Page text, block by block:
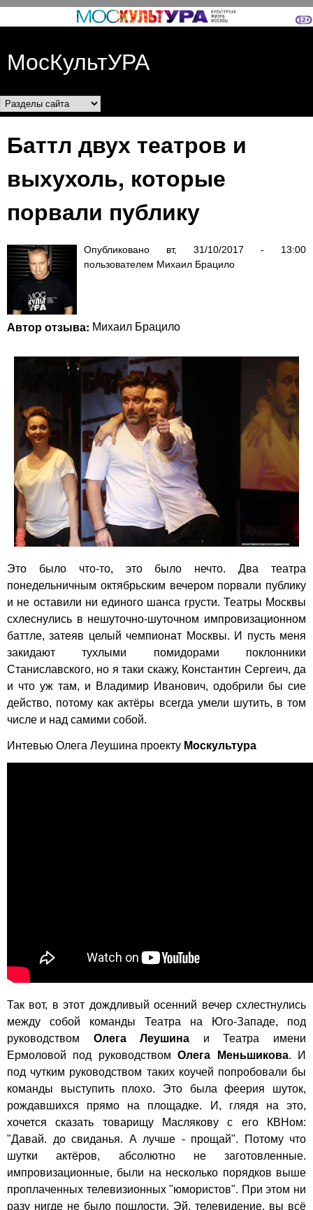
Перейти к основному
МосКультУРА
Разделы сайта
Баттл двух театров и
выхухоль, которые
порвали публику
Опубликовано вт, 31/10/2017 - 13:00
пользователем Михаил Брацило
Автор отзыва: Михаил Брацило
Это было что-то, это было нечто. Два театра
понедельничным октябрьским вечером порвали публику
и не оставили ни единого шанса грусти. Театры Москвы
схлеснулись в нешуточно-шуточном импровизационном
баттле, затеяв целый чемпионат Москвы. И пусть меня
закидают тухлыми помидорами поклонники
Станиславского, но я таки скажу, Константин Сергеич, да
и что уж там, и Владимир Иванович, одобрили бы сие
действо, потому как актёры всегда умели шутить, в том
числе и над самими собой.
Интевью Олега Леушина проекту Москультура
Так вот, в этот дождливый осенний вечер схлестнулись
между собой команды Театра на Юго-Западе, под
руководством Олега Леушина иТеатра имени
Ермоловой под руководствомОлега Меньшикова. И
под чутким руководством таких коучей попробовали бы
команды выступить плохо. Это была феерия шуток,
рождавшихся прямо на площадке. И, глядя на это,
хочется сказать товарищу Маслякову с его КВНом:
"Давай. до свиданья. А лучше - прощай". Потому что
шутки актёров, абсолютно не заготовленные.
импровизационные, были на несколько порядков выше
проплаченных телевизионных "юмористов". При этом ни
разу нигде не было пошлости. Эй, телевидение, вы всё